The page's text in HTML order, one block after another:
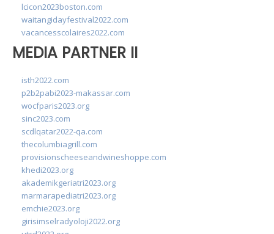
lcicon2023boston.com
waitangidayfestival2022.com
vacancesscolaires2022.com
MEDIA PARTNER II
isth2022.com
p2b2pabi2023-makassar.com
wocfparis2023.org
sinc2023.com
scdlqatar2022-qa.com
thecolumbiagrill.com
provisionscheeseandwineshoppe.com
khedi2023.org
akademikgeriatri2023.org
marmarapediatri2023.org
emchie2023.org
girisimselradyoloji2022.org